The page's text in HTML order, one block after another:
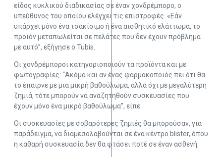
είδος κυκλικού διαδικασίας σε έναν χονδρέμπορο, ο
υπεύθυνος του οποίου ελέγχει τις επιστροφές. «Εάν
υπάρχει μόνο ένα τσακίσιμο ή ένα αισθητικό ελάττωμα, το
προϊόν μεταπωλείται σε πελάτες που δεν έχουν πρόβλημα
με αυτό”, εξήγησε ο Tubis.
Οι χονδρέμποροι κατηγοριοποιούν τα προϊόντα και με
φωτογραφίες: “Ακόμα και αν ένας φαρμακοποιός πει ότι θα
το έπαιρνε με μια μικρή βαθούλωμα, αλλά όχι με μεγαλύτερη
ζημιά, τότε μπορούν να αναζητηθούν συσκευασίες που
έχουν μόνο ένα μικρό βαθούλωμα”, είπε.
Οι συσκευασίες με σοβαρότερες ζημιές θα μπορούσαν, για
παράδειγμα, να διαμεσολαβούνται σε ένα κέντρο blister, όπου
η καθαρή συσκευασία δεν θα φτάσει ποτέ σε έναν ασθενή.